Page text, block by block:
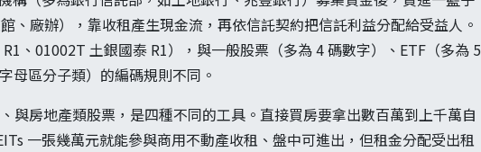
、廠辦），靠收租產生現金流，再依信託契約把信託利益分配給受益人。
、01002T 土銀國泰 R1），與一般股票（多為 4 碼數字）、ETF（多為 5
母區分子類）的編碼規則不同。
與房地產類股票，是四種不同的工具。直接買房要拿出數百萬到上千萬自
一張幾萬元就能參與商用不動產收租、盤中可進出，但租金分配受出租